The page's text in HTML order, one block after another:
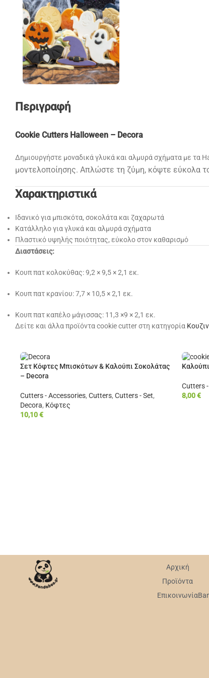
Περιγραφή
Cookie Cutters Halloween – Decora
Δημιουργήστε μοναδικά γλυκά και αλμυρά σχήματα με τα
μοντελοποίησης. Απλώστε τη ζύμη, κόψτε εύκολα
Χαρακτηριστικά
Ιδανικό για μπισκότα, σοκολάτα και ζαχαρωτά
Κατάλληλο για γλυκά και αλμυρά σχήματα
Πλαστικό υψηλής ποιότητας, εύκολο στον καθαρισμό
Διαστάσεις:
Κουπ πατ κολοκύθας: 9,2 × 9,5 × 2,1 εκ.
Κουπ πατ κρανίου: 7,7 × 10,5 × 2,1 εκ.
Κουπ πατ καπέλο μάγισσας: 11,3 ×9 × 2,1 εκ.
Δείτε και άλλα προϊόντα cookie cutter στη κατηγορία
Σετ Κόφτες Μπισκότων & Καλούπι Σοκολάτας
– Decora
Cutters - Accessories, Cutters, Cutters - Set,
Decora, Κόφτες
10,10€
Cutters
8,00€
Αρχική
Προϊόντα
Επικοινωνία